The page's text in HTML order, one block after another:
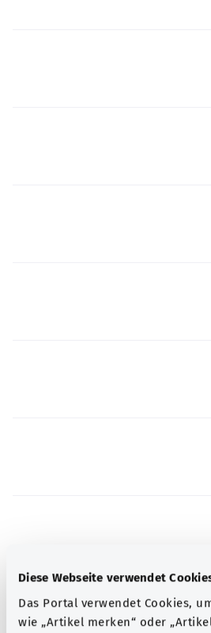
Diese Webseite verwendet
Das Portal verwendet Cookies,
wie „Artikel merken“ oderاليومي